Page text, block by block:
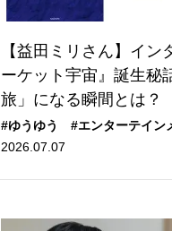
【益田ミリさん】イ
ーケット宇宙』誕生秘
旅」になる瞬間とは？
#ゆうゆう #エンターテイン
2026.07.07